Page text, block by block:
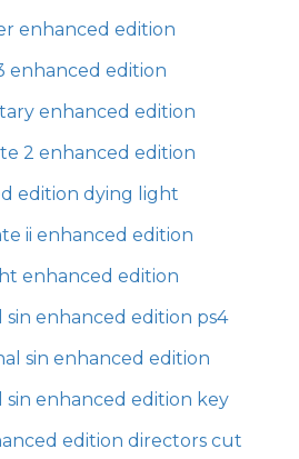
enhanced edition
enhanced edition
enhanced edition
2 enhanced edition
edition dying light
ii enhanced edition
enhanced edition
sin enhanced edition ps4
sin enhanced edition
sin enhanced edition key
edition directors cut